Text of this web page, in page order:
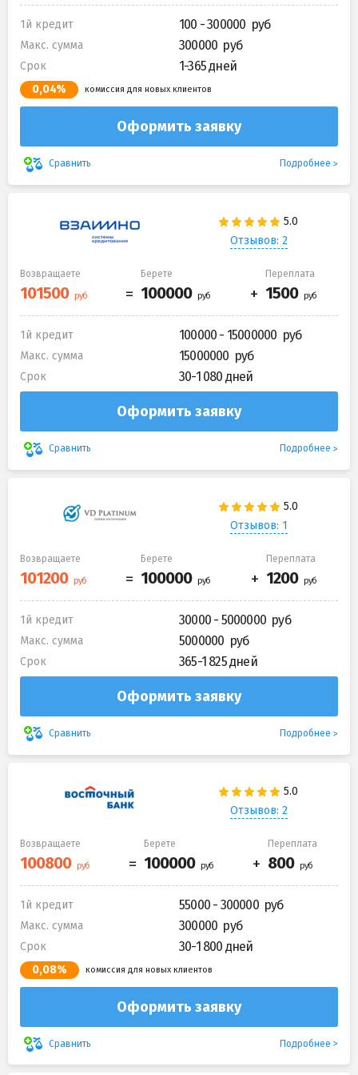
1й кредит 100 - 300000
Макс. сумма 300000
Срок 1-365 дней
0,04% комиссия для новых клиентов
Оформить заявку
Сравнить Подробнее
Отзывов: 2
Возвращаете Берете Переплата
1й кредит 100000 - 15000000
Макс. сумма 15000000
Срок 30-1 080 дней
Оформить заявку
Сравнить Подробнее
Отзывов: 1
Возвращаете Берете Переплата
1й кредит 30000 - 5000000
Макс. сумма 5000000
Срок 365-1 825 дней
Оформить заявку
Сравнить Подробнее
Отзывов: 2
Возвращаете Берете Переплата
1й кредит 55000 - 300000
Макс. сумма 300000
Срок 30-1 800 дней
0,08% комиссия для новых клиентов
Оформить заявку
Сравнить Подробнее